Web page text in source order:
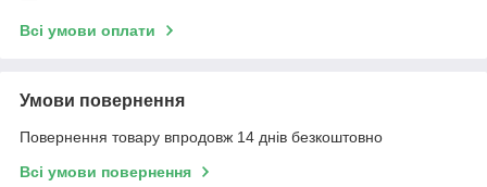
Всі умови оплати
Умови повернення
Повернення товару впродовж 14 днів безкоштовно
Всі умови повернення